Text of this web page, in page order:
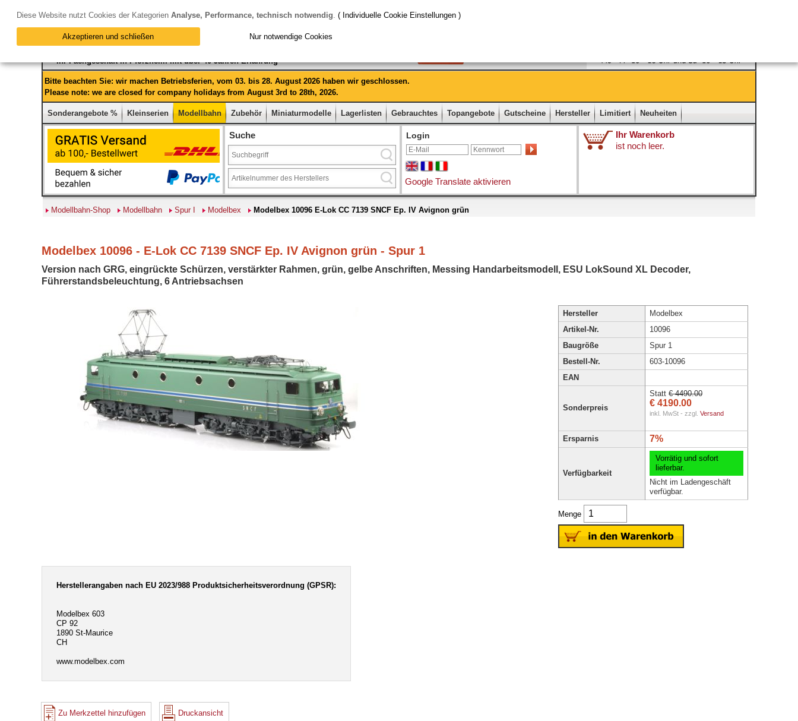
Ihr Fachgeschäft in Pforzheim mit über 40 Jahren Erfahrung
Bitte beachten Sie: wir machen Betriebsferien, vom 03. bis 28. August 2026 haben wir geschlossen.
Please note: we are closed for company holidays from August 3rd to 28th, 2026.
Sonderangebote % Kleinserien Modellbahn Zubehör Miniaturmodelle Lagerlisten Gebrauchtes Topangebote Gutscheine Hersteller Limitiert Neuheiten
Suche Login
Google Translate aktivieren
Ihr Warenkorb
ist noch leer.
Modellbahn-Shop Modellbahn Spur I Modelbex Modelbex 10096 E-Lok CC 7139 SNCF Ep. IV Avignon grün
Modelbex 10096 - E-Lok CC 7139 SNCF Ep. IV Avignon grün - Spur 1
Version nach GRG, eingrückte Schürzen, verstärkter Rahmen, grün, gelbe Anschriften, Messing Handarbeitsmodell, ESU LokSound XL Decoder,
Führerstandsbeleuchtung, 6 Antriebsachsen
Hersteller
Modelbex
Artikel-Nr.
10096
Baugröße
Spur 1
Bestell-Nr.
603-10096
EAN
Sonderpreis
Statt € 4490.00
€ 4190.00
inkl. MwSt - zzgl. Versand
Ersparnis 7%
Verfügbarkeit
Vorrätig und sofort
lieferbar.
Nicht im Ladengeschäft
verfügbar.
Menge
Herstellerangaben nach EU 2023/988 Produktsicherheitsverordnung (GPSR):
Modelbex 603
CP 92
1890 St-Maurice
CH
www.modelbex.com
Zu Merkzettel hinzufügen Druckansicht
Diese Website nutzt Cookies der Kategorien Analyse, Performance, technisch notwendig. ( Individuelle Cookie Einstellungen )
Akzeptieren und schließen Nur notwendige Cookies